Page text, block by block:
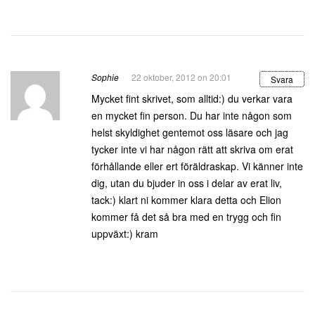
Sophie 22 oktober, 2012 on 20:01 Svara
Mycket fint skrivet, som alltid:) du verkar vara
en mycket fin person. Du har inte någon som
helst skyldighet gentemot oss läsare och jag
tycker inte vi har någon rätt att skriva om erat
förhållande eller ert föräldraskap. Vi känner inte
dig, utan du bjuder in oss i delar av erat liv,
tack:) klart ni kommer klara detta och Elion
kommer få det så bra med en trygg och fin
uppväxt:) kram